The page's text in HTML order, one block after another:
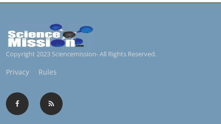
Copyright 2023 Sciencemission- All Rights Reserved.
Privacy Rules